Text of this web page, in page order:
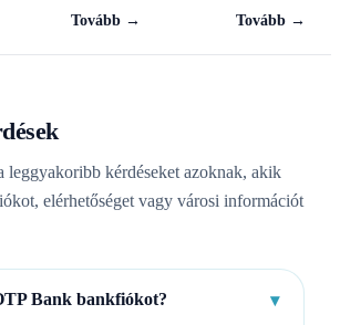
Tovább → Tovább →
leggyakoribb kérdéseket azoknak, akik
elérhetőséget vagy városi információt
Bank bankfiókot? ▾